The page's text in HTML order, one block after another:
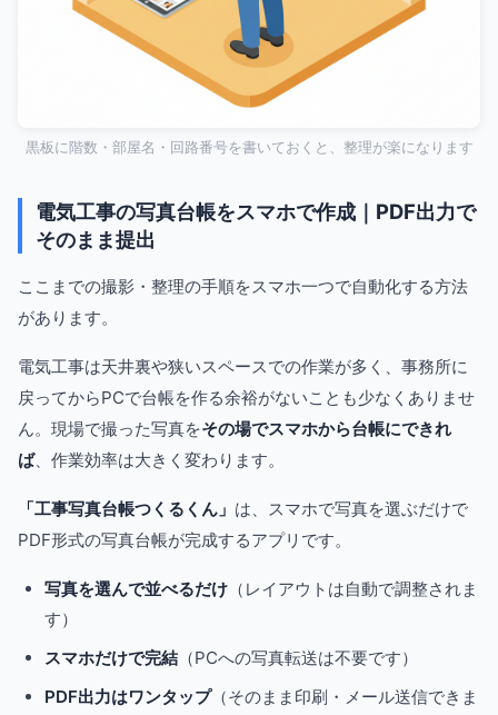
黒板に階数・部屋名・回路番号を書いておくと、整理が楽になります
電気工事の写真台帳をスマホで作成｜PDF出力で
そのまま提出
ここまでの撮影・整理の手順をスマホ一つで自動化する方法
があります。
電気工事は天井裏や狭いスペースでの作業が多く、事務所に
戻ってからPCで台帳を作る余裕がないことも少なくありませ
ん。現場で撮った写真をその場でスマホから台帳にできれ
ば、作業効率は大きく変わります。
「工事写真台帳つくるくん」 は、スマホで写真を選ぶだけで
PDF形式の写真台帳が完成するアプリです。
写真を選んで並べるだけ （レイアウトは自動で調整されま
す）
スマホだけで完結 （PCへの写真転送は不要です）
PDF出力はワンタップ（そのまま印刷・メール送信できま